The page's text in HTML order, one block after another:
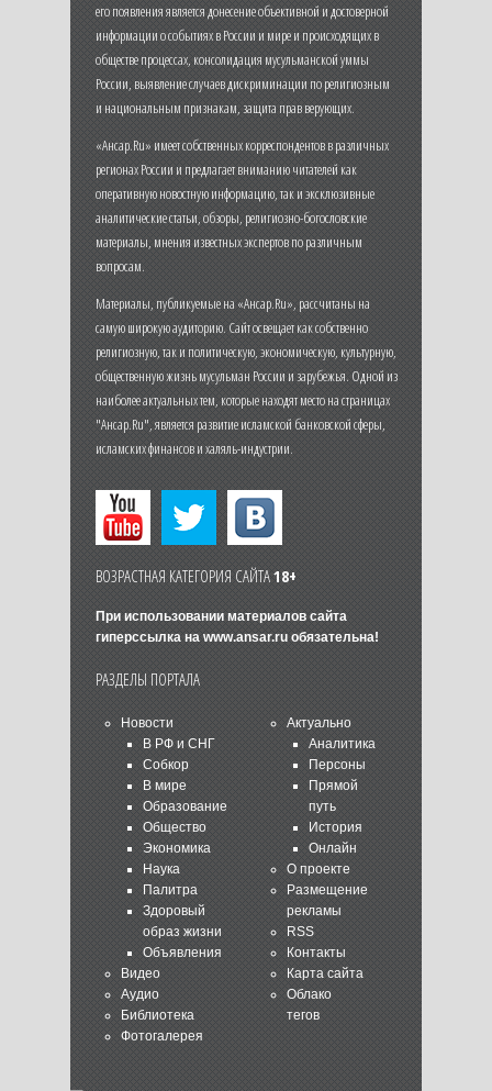
его появления является донесение объективной и достоверной
информации о событиях в России и мире и происходящих в
обществе процессах, консолидация мусульманской уммы
России, выявление случаев дискриминации по религиозным
и национальным признакам, защита прав верующих.
«Ансар.Ru» имеет собственных корреспондентов в различных
регионах России и предлагает вниманию читателей как
оперативную новостную информацию, так и эксклюзивные
аналитические статьи, обзоры, религиозно-богословские
материалы, мнения известных экспертов по различным
вопросам.
Материалы, публикуемые на «Ансар.Ru», рассчитаны на
самую широкую аудиторию. Сайт освещает как собственно
религиозную, так и политическую, экономическую, культурную,
общественную жизнь мусульман России и зарубежья. Одной из
наиболее актуальных тем, которые находят место на страницах
"Ансар.Ru", является развитие исламской банковской сферы,
исламских финансов и халяль-индустрии.
ВОЗРАСТНАЯ КАТЕГОРИЯ САЙТА18+
При использовании материалов сайта
гиперссылка на www.ansar.ruобязательна!
РАЗДЕЛЫ ПОРТАЛА
Новости
В РФ и СНГ
Собкор
В мире
Образование
Общество
Экономика
Наука
Палитра
Здоровый
образ жизни
Объявления
Видео
Аудио
Библиотека
Фотогалерея
Актуально
Аналитика
Персоны
Прямой
путь
История
Онлайн
О проекте
Размещение
рекламы
RSS
Контакты
Карта сайта
Облако
тегов